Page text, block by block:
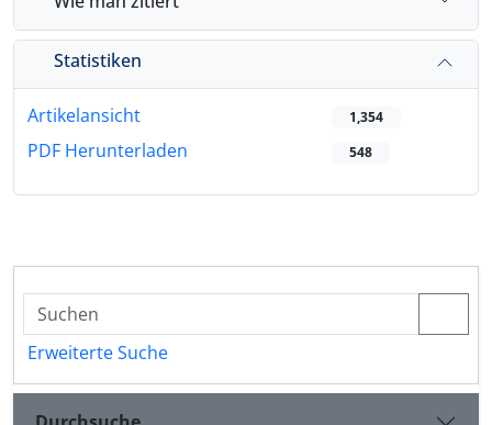
Statistiken
Artikelansicht 1,354
PDF Herunterladen 548
Erweiterte Suche